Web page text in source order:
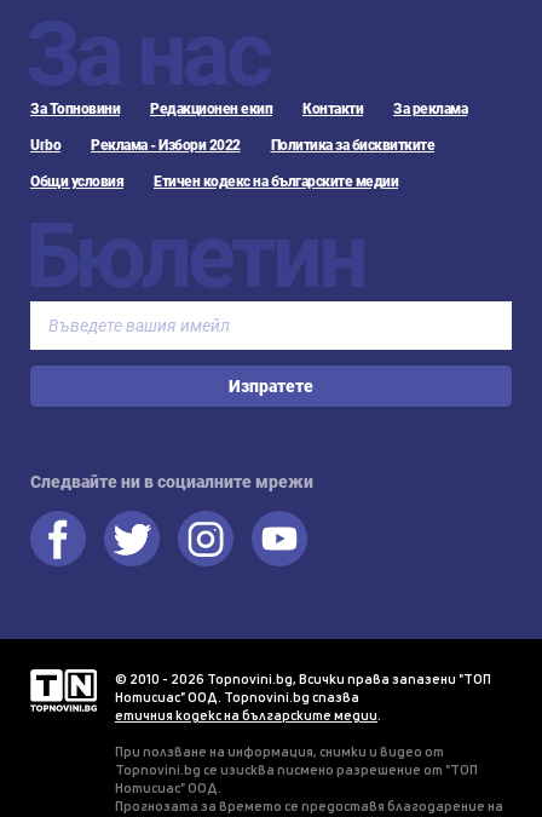
За нас
За Топновини Редакционен екип Контакти За реклама
Urbo Реклама - Избори 2022 Политика за бисквитките
Общи условия Етичен кодекс на българските медии
Бюлетин
Изпратете
Следвайте ни в социалните мрежи
© 2010 - 2026 Topnovini.bg, Всички права запазени "ТОП
Нотисиас" ООД. Topnovini.bg спазва
етичния кодекс на българските медии.
При ползване на информация, снимки и видео от
Topnovini.bg се изисква писмено разрешение от "ТОП
Нотисиас" ООД.
Прогнозата за времето се предоставя благодарение на